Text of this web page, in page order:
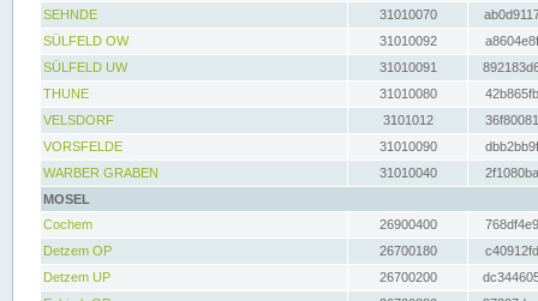
SEHNDE
31010070
SÜLFELD OW
31010092
SÜLFELD UW
31010091
THUNE
31010080
VELSDORF
3101012
VORSFELDE
31010090
WARBER GRABEN
31010040
MOSEL
Cochem
26900400
Detzem OP
26700180
Detzem UP
26700200